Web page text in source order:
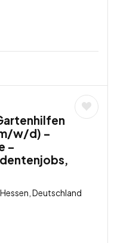
w/d) –
–
Deutschland